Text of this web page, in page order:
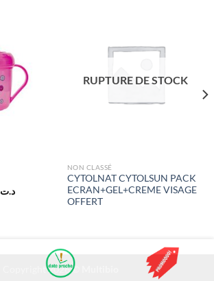
د.تLe
RUPTURE DE STOCK
NON CLASSÉ
CYTOLNAT CYTOLSUN PACK
ECRAN+GEL+CREME VISAGE
OFFERT
Copyright 2026 ©